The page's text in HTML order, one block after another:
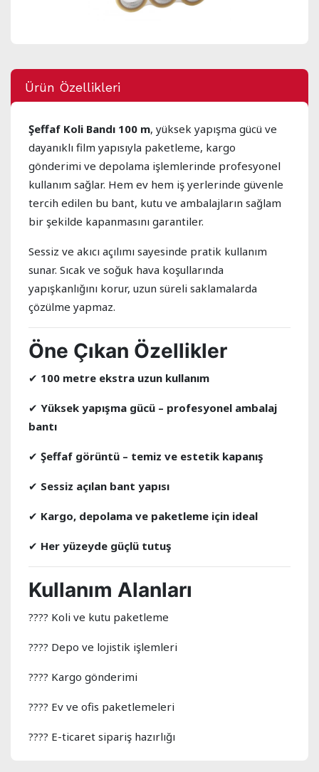
Ürün Özellikleri
Şeffaf Koli Bandı 100 m, yüksek yapışma gücü ve
dayanıklı film yapısıyla paketleme, kargo
gönderimi ve depolama işlemlerinde profesyonel
kullanım sağlar. Hem ev hem iş yerlerinde güvenle
tercih edilen bu bant, kutu ve ambalajların sağlam
bir şekilde kapanmasını garantiler.
Sessiz ve akıcı açılımı sayesinde pratik kullanım
sunar. Sıcak ve soğuk hava koşullarında
yapışkanlığını korur, uzun süreli saklamalarda
çözülme yapmaz.
Öne Çıkan Özellikler
✔ 100 metre ekstra uzun kullanım
✔ Yüksek yapışma gücü – profesyonel ambalaj
bantı
✔ Şeffaf görüntü – temiz ve estetik kapanış
✔ Sessiz açılan bant yapısı
✔ Kargo, depolama ve paketleme için ideal
✔ Her yüzeyde güçlü tutuş
Kullanım Alanları
???? Koli ve kutu paketleme
???? Depo ve lojistik işlemleri
???? Kargo gönderimi
???? Ev ve ofis paketlemeleri
???? E-ticaret sipariş hazırlığı